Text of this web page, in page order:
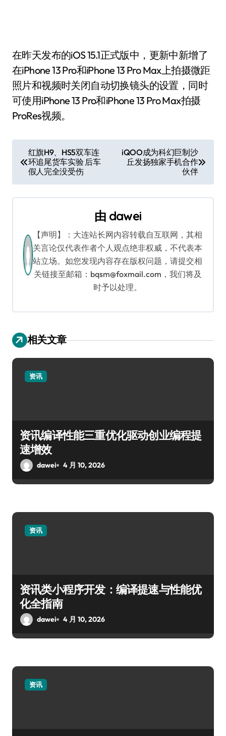
在昨天发布的iOS 15.1正式版中，更新中新增了
在iPhone 13 Pro和iPhone 13 Pro Max上拍摄微距
照片和视频时关闭自动切换镜头的设置，同时
可使用iPhone 13 Pro和iPhone 13 Pro Max拍摄
ProRes视频。
章
导
红旗H9、HS5双车连
环追尾货车实验 后车
假人完全没受伤
iQOO成为科幻巨制沙
丘发扬独家手机合作
伙伴
由 dawei
【声明】：大连站长网内容转载自互联网，其相
关言论仅代表作者个人观点绝非权威，不代表本
站立场。如您发现内容存在版权问题，请提交相
关链接至邮箱：bqsm@foxmail.com，我们将及
时予以处理。
相关文章
资讯
资讯编译性能三重优化驱动创业编程提
速增效
dawei 4 月 10, 2026
资讯
资讯类小程序开发：编译提速与性能优
化全指南
dawei 4 月 10, 2026
资讯